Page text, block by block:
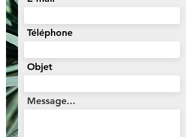
Téléphone
Objet
Message...